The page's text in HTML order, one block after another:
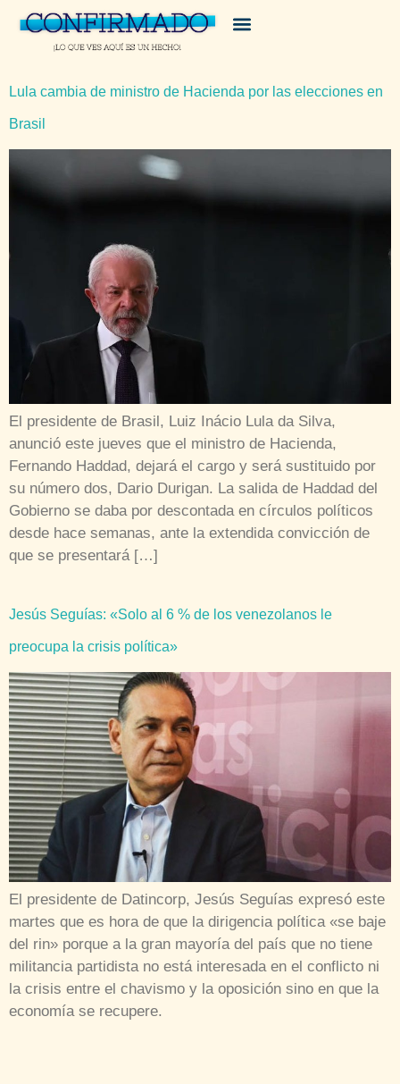
Lula cambia de ministro de Hacienda por las elecciones en
Brasil
El presidente de Brasil, Luiz Inácio Lula da Silva,
anunció este jueves que el ministro de Hacienda,
Fernando Haddad, dejará el cargo y será sustituido por
su número dos, Dario Durigan. La salida de Haddad del
Gobierno se daba por descontada en círculos políticos
desde hace semanas, ante la extendida convicción de
que se presentará […]
Jesús Seguías: «Solo al 6 % de los venezolanos le
preocupa la crisis política»
El presidente de Datincorp, Jesús Seguías expresó este
martes que es hora de que la dirigencia política «se baje
del rin» porque a la gran mayoría del país que no tiene
militancia partidista no está interesada en el conflicto ni
la crisis entre el chavismo y la oposición sino en que la
economía se recupere.